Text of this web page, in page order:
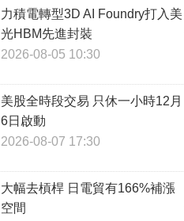
力積電轉型3D AI Foundry打入美
光HBM先進封裝
2026-08-05 10:30
美股全時段交易 只休一小時12月
6日啟動
2026-08-07 17:30
大幅去槓桿 日電貿有166%補漲
空間